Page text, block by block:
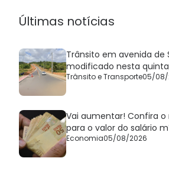
Últimas notícias
Trânsito em avenida de
modificado nesta
Trânsito e Transporte05/08/
Vai aumentar! Confira o
para o valor do salário
Economia05/08/2026